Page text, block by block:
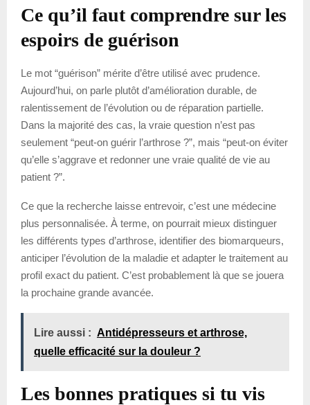
Ce qu’il faut comprendre sur les
espoirs de guérison
Le mot “guérison” mérite d’être utilisé avec prudence.
Aujourd’hui, on parle plutôt d’amélioration durable, de
ralentissement de l’évolution ou de réparation partielle.
Dans la majorité des cas, la vraie question n’est pas
seulement “peut-on guérir l’arthrose ?”, mais “peut-on éviter
qu’elle s’aggrave et redonner une vraie qualité de vie au
patient ?”.
Ce que la recherche laisse entrevoir, c’est une médecine
plus personnalisée. À terme, on pourrait mieux distinguer
les différents types d’arthrose, identifier des biomarqueurs,
anticiper l’évolution de la maladie et adapter le traitement au
profil exact du patient. C’est probablement là que se jouera
la prochaine grande avancée.
Lire aussi : Antidépresseurs et arthrose,
quelle efficacité sur la douleur ?
Les bonnes pratiques si tu vis